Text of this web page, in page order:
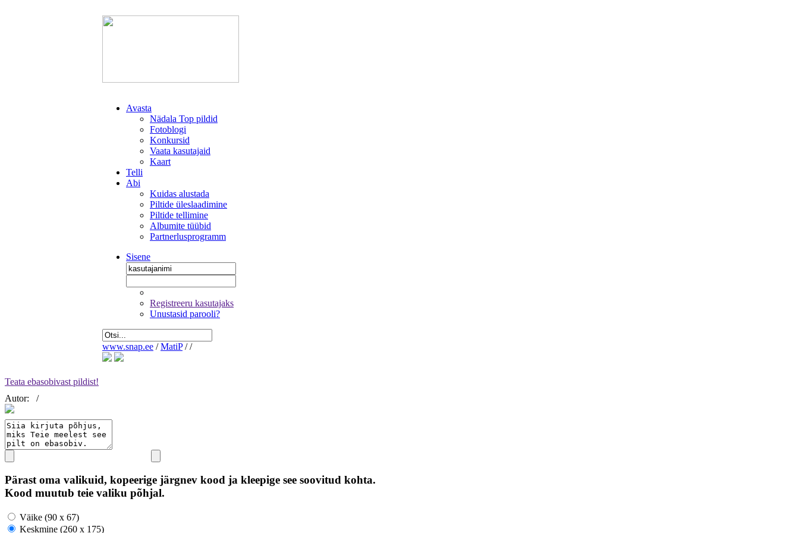
Avasta
Nädala Top pildid
Fotoblogi
Konkursid
Vaata kasutajaid
Kaart
Telli
Abi
Kuidas alustada
Piltide üleslaadimine
Piltide tellimine
Albumite tüübid
Partnerlusprogramm
Sisene
Registreeru kasutajaks
Unustasid parooli?
www.snap.ee / MatiP / /
Teata ebasobivast pildist!
Autor:
/
Pärast oma valikuid, kopeerige järgnev kood ja kleepige see soovitud kohta.
Kood muutub teie valiku põhjal.
Väike (90 x 67)
Keskmine (260 x 175)